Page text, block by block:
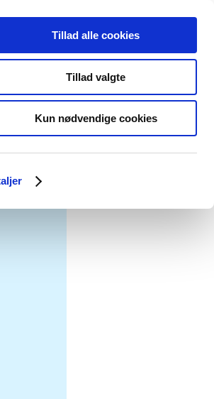
Tillad alle cookies
Tillad valgte
Kun nødvendige cookies